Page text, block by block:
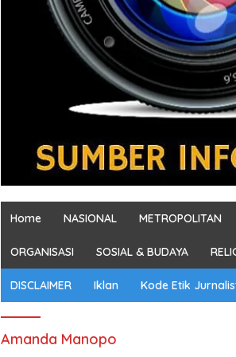
Home NASIONAL METROPOLITAN
ORGANISASI SOSIAL & BUDAYA
DISCLAIMER Iklan Kode Etik
Amanda Manopo